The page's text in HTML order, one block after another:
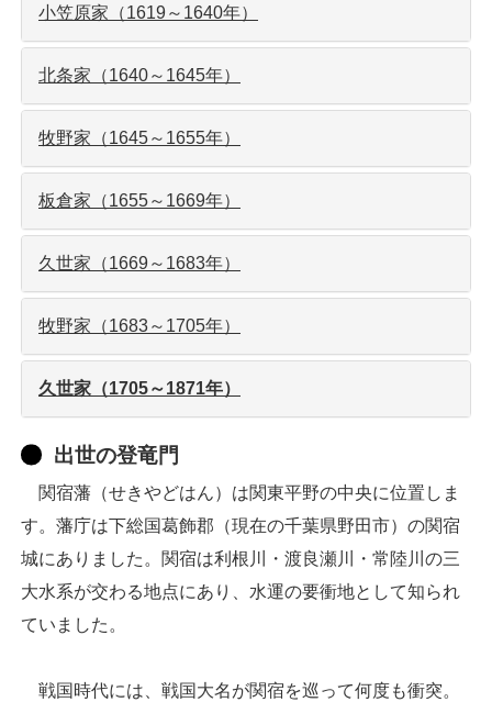
小笠原家（1619～1640年）
北条家（1640～1645年）
牧野家（1645～1655年）
板倉家（1655～1669年）
久世家（1669～1683年）
牧野家（1683～1705年）
久世家（1705～1871年）
出世の登竜門
関宿藩（せきやどはん）は関東平野の中央に位置しま
す。藩庁は下総国葛飾郡（現在の千葉県野田市）の関宿
城にありました。関宿は利根川・渡良瀬川・常陸川の三
大水系が交わる地点にあり、水運の要衝地として知られ
ていました。
戦国時代には、戦国大名が関宿を巡って何度も衝突。